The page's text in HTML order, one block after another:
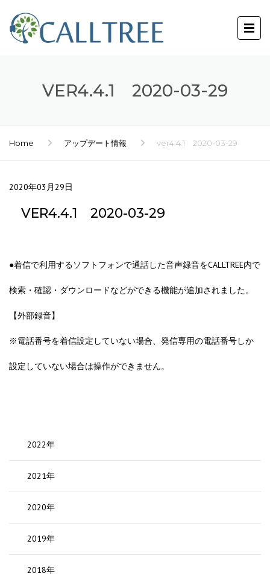
VER4.4.1 2020-03-29
Home アップデート情報 ver4.4.1 2020-03-29
2020年03月29日
VER4.4.1 2020-03-29
●着信で利用するソフトフォンで通話した音声録音をCALLTREE内で
検索・確認・ダウンロードなどができる機能が追加されました。
【外部録音】
※電話番号を着信設定していない場合、発信専用の電話番号しか
設定していない場合は操作ができません。
2022年
2021年
2020年
2019年
2018年